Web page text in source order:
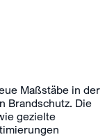
Maßstäbe in der
Brandschutz. Die
gezielte